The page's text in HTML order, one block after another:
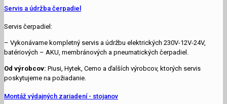
Servis a údržba čerpadiel
Servis čerpadiel:
– Vykonávame kompletný servis a údržbu elektrických 230V-12V-24V,
batériových – AKU, membránových a pneumatických čerpadiel.
Od výrobcov: Piusi, Hytek, Cemo a ďalších výrobcov, ktorých servis
poskytujeme na požiadanie.
Montáž výdajných zariadení - stojanov